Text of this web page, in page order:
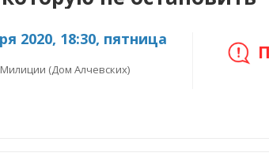
2020, 18:30, пятница
(Дом Алчевских)